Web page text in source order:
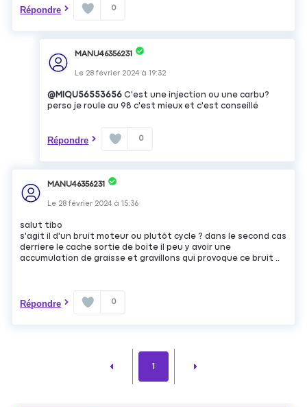
Répondre 0
MANU46356231
Le 28 février 2024 à19:32
@MIQU56553656C'est une injection ou une carbu?
perso je roule au 98 c'est mieux et c'est conseillé
Répondre 0
MANU46356231
Le 28 février 2024 à15:36
salut tibo
s'agit il d'un bruit moteur ou plutôt cycle ? dans le second cas
derriere le cache sortie de boite il peu y avoir une
accumulation de graisse et gravillons qui provoque ce bruit ..
Répondre 0
1